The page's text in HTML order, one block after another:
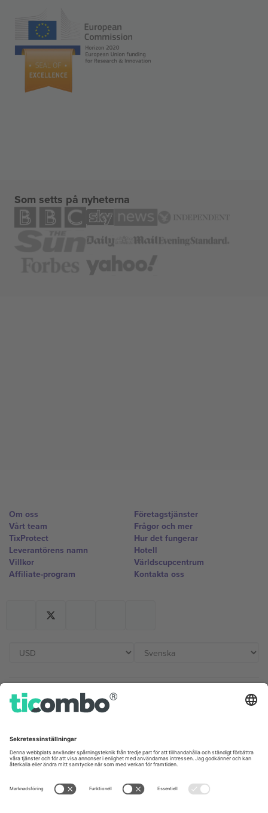
Som setts på nyheterna
Om oss
Vårt team
TixProtect
Leverantörens namn
Villkor
Affiliate-program
Företagstjänster
Frågor och mer
Hur det fungerar
Hotell
Världscupcentrum
Kontakta oss
Kontor och support
Unter den Linden 24, 10117
Berlin, Germany
London, EC1V 1AW, United
Kingdom
United States
Switzerland